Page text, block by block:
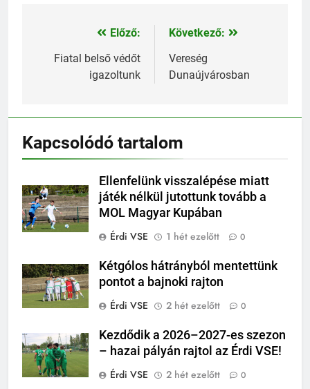
Bejegyzés
navigáció
Előző:
Fiatal belső védőt
igazoltunk
Következő:
Vereség
Dunaújvárosban
Kapcsolódó tartalom
Ellenfelünk visszalépése miatt
játék nélkül jutottunk tovább a
MOL Magyar Kupában
Érdi VSE
1 hét ezelőtt 0
Kétgólos hátrányból mentettünk
pontot a bajnoki rajton
Érdi VSE
2 hét ezelőtt 0
Kezdődik a 2026–2027-es szezon
– hazai pályán rajtol az Érdi VSE!
Érdi VSE
2 hét ezelőtt 0